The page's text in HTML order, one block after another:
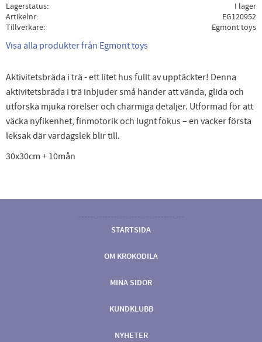
Lagerstatus
I lager
Artikelnr
EG120952
Tillverkare
Egmont toys
Visa alla produkter från Egmont toys
Aktivitetsbräda i trä - ett litet hus fullt av upptäckter! Denna
aktivitetsbräda i trä inbjuder små händer att vända, glida och
utforska mjuka rörelser och charmiga detaljer. Utformad för att
väcka nyfikenhet, finmotorik och lugnt fokus – en vacker första
leksak där vardagslek blir till.
30x30cm + 10mån
STARTSIDA
OM KROKODILA
MINA SIDOR
KUNDKLUBB
NYHETER